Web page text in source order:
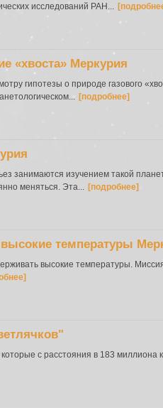
исследований РАН...
«хвоста» Меркурия
гипотезы о природе газового
[подробнее]
занимаются изучением такой
меняться. Эта... [подробнее]
температуры
высокие температуры.
с расстояния в 183 миллиона